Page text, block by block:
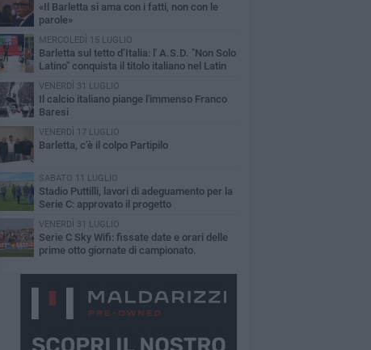
«Il Barletta si ama con i fatti, non con le
parole»
MERCOLEDÌ 15 LUGLIO
Barletta sul tetto d’Italia: l' A.S.D. "Non Solo
Latino" conquista il titolo italiano nel Latin
Coreografico
VENERDÌ 31 LUGLIO
Il calcio italiano piange l'immenso Franco
Baresi
VENERDÌ 17 LUGLIO
Barletta, c’è il colpo Partipilo
SABATO 11 LUGLIO
Stadio Puttilli, lavori di adeguamento per la
Serie C: approvato il progetto
VENERDÌ 31 LUGLIO
Serie C Sky Wifi: fissate date e orari delle
prime otto giornate di campionato.